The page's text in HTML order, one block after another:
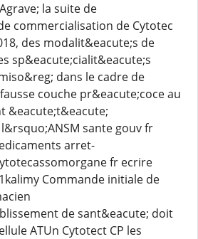
la suite de
commercialisation de Cytotec
des modalit&eacute;s de
sp&eacute;cialit&eacute;s
dans le cadre de
couche pr&eacute;coce au
&eacute;t&eacute;
sante gouv fr
arret-
fr ecrire
Commande initiale de
de sant&eacute; doit
ATUn Cytotect CP les